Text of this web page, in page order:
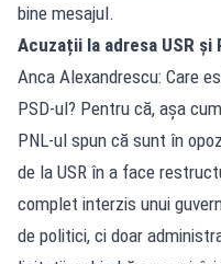
bine mesajul.
Acuzații la adresa USR și
Anca Alexandrescu: Care
PSD-ul? Pentru că, așa
PNL-ul spun că sunt în
de la USR în a face
complet interzis unui
de politici, ci doar